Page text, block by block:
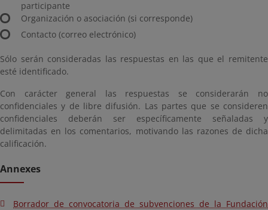
participante
Organización o asociación (si corresponde)
Contacto (correo electrónico)
Sólo serán consideradas las respuestas en las que el remitente
esté identificado.
Con carácter general las respuestas se considerarán no
confidenciales y de libre difusión. Las partes que se consideren
confidenciales deberán ser específicamente señaladas y
delimitadas en los comentarios, motivando las razones de dicha
calificación.
Annexes
Borrador de convocatoria de subvenciones de la Fundación